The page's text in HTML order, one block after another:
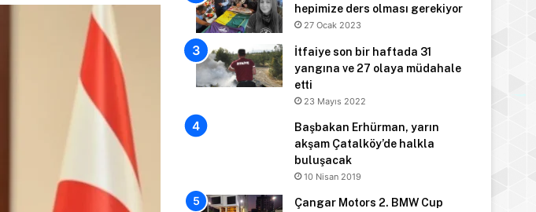
hepimize ders olması gerekiyor
27 Ocak 2023
İtfaiye son bir haftada 31
yangına ve 27 olaya müdahale
etti
23 Mayıs 2022
Başbakan Erhürman, yarın
akşam Çatalköy’de halkla
buluşacak
10 Nisan 2019
Çangar Motors 2. BMW Cup